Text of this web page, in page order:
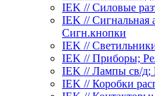
IEK // Силовые
IEK // Сигнальная
Сигн.кнопки
IEK //
IEK // Приборы;
IEK // Лампы св/д;
IEK // Коробки